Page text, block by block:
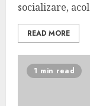
socializare,
READ MORE
1 min read